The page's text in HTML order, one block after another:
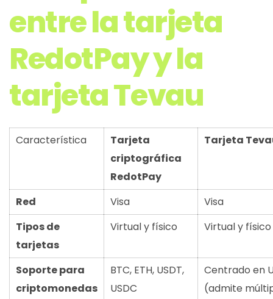
entre la tarjeta
RedotPay y la
tarjeta Tevau
Característica
Tarjeta
criptográfica
RedotPay
Tarjeta
Red Visa
Visa
Tipos de
tarjetas
Virtual y físico Virtual y físico
Soporte para
criptomonedas
BTC, ETH, USDT,
USDC
Centrado en
(admite